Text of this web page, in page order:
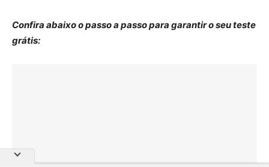
Confira abaixo o passo a passo para garantir o seu teste
grátis: